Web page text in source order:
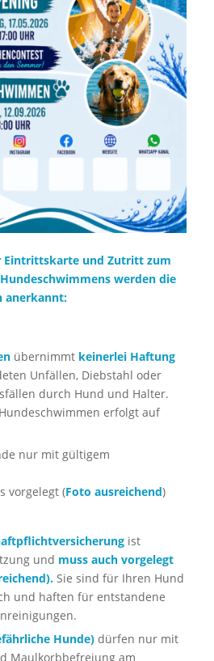
Eintrittskarte und Zutritt zum
werden die
anerkannt:
übernimmt keinerlei Haftung
Unfällen, Diebstahl oder
durch Hund und Halter.
erfolgt auf
nur mit gültigem
vorgelegt (Foto ausreichend)
ist
und muss auch vorgelegt
Sie sind für Ihren Hund
und haften für entstandene
Hunde)dürfen nur mit
Maulkorbbefreiung am